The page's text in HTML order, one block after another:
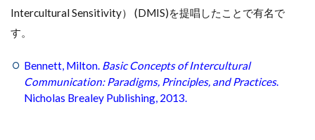
Intercultural Sensitivity） (DMIS)を提唱したことで有名で
す。
Bennett, Milton. Basic Concepts of Intercultural
Communication: Paradigms, Principles, and Practices.
Nicholas Brealey Publishing, 2013.